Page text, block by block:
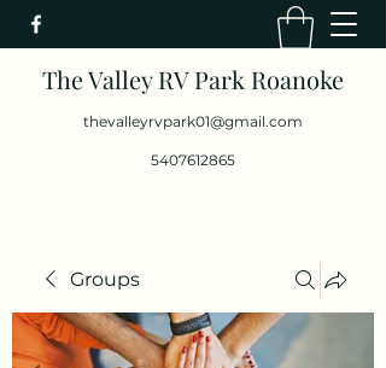
The Valley RV Park Roanoke
thevalleyrvpark01@gmail.com
5407612865
Groups